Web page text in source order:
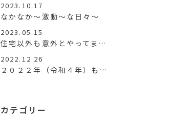
2023.10.17
なかなか～激動～な日々～
2023.05.15
住宅以外も意外とやってま…
2022.12.26
２０２２年（令和４年）も…
カテゴリー